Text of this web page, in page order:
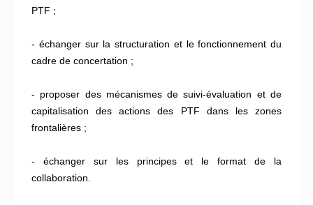
PTF ;
- échanger sur la structuration et le fonctionnement du
cadre de concertation ;
- proposer des mécanismes de suivi-évaluation et de
capitalisation des actions des PTF dans les zones
frontalières ;
- échanger sur les principes et le format de la
collaboration.